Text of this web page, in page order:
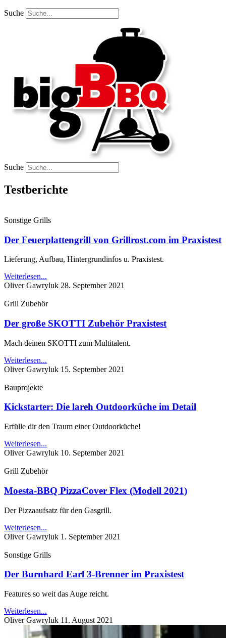
Suche
Suche
Testberichte
Sonstige Grills
Der Feuerplattengrill von Grillrost.com im Praxistest
Lieferung, Aufbau, Hintergrundinfos u. Praxistest.
Weiterlesen...
Oliver Gawryluk 28. September 2021
Grill Zubehör
Der große SKOTTI Zubehör Praxistest
Mach deinen SKOTTI zum Multitalent.
Weiterlesen...
Oliver Gawryluk 15. September 2021
Bauprojekte
Kickstarter: Die lareh Outdoorküche im Detail
Erfülle dir den Traum einer Outdoorküche!
Weiterlesen...
Oliver Gawryluk 10. September 2021
Grill Zubehör
Moesta-BBQ PizzaCover Flex (Modell 2021)
Der Pizzaaufsatz für den Gasgrill.
Weiterlesen...
Oliver Gawryluk 1. September 2021
Sonstige Grills
Der Burnhard Earl 3-Brenner im Praxistest
Features so weit das Auge reicht.
Weiterlesen...
Oliver Gawryluk 11. August 2021